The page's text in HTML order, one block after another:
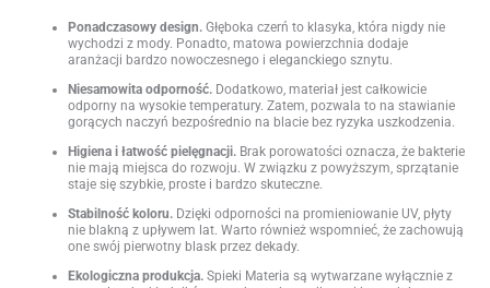
Ponadczasowy design. Głęboka czerń to klasyka, która nigdy nie
wychodzi z mody. Ponadto, matowa powierzchnia dodaje
aranżacji bardzo nowoczesnego i eleganckiego sznytu.
Niesamowita odporność. Dodatkowo, materiał jest całkowicie
odporny na wysokie temperatury. Zatem, pozwala to na stawianie
gorących naczyń bezpośrednio na blacie bez ryzyka uszkodzenia.
Higiena i łatwość pielęgnacji. Brak porowatości oznacza, że bakterie
nie mają miejsca do rozwoju. W związku z powyższym, sprzątanie
staje się szybkie, proste i bardzo skuteczne.
Stabilność koloru. Dzięki odporności na promieniowanie UV, płyty
nie blakną z upływem lat. Warto również wspomnieć, że zachowują
one swój pierwotny blask przez dekady.
Ekologiczna produkcja. Spieki Materia są wytwarzane wyłącznie z